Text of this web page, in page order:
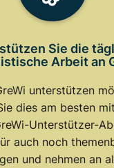
Sie die
Arbeit an
unterstützen
dies am besten
Unterstützer-
auch noch
und nehmen an